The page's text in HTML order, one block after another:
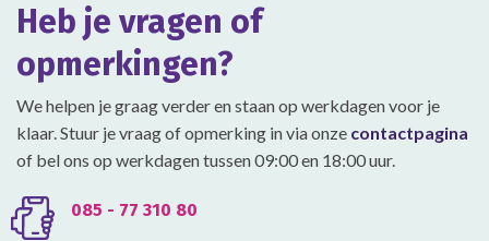
worden
de
Heb je vragen of
opmerkingen?
We helpen je graag verder en staan op werkdagen voor je
klaar. Stuur je vraag of opmerking in via onze contactpagina
of bel ons op werkdagen tussen 09:00 en 18:00 uur.
085 - 77 310 80